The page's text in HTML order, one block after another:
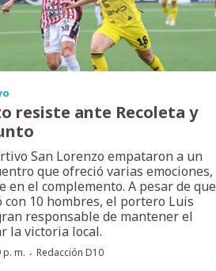
resiste ante Recoleta y
San Lorenzo empataron a un
que ofreció varias emociones,
en el complemento. A pesar de que
con 10 hombres, el portero Luis
responsable de mantener el
la victoria local.
p. m. ·Redacción D10